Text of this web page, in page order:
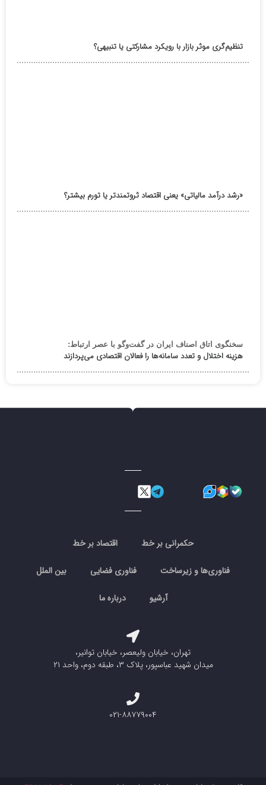
تنظیم‌گری موثر بازار با رویکرد مشارکتی یا تنبیهی؟
«رشد درآمد مالیاتی» یعنی اقتصاد ثروتمندتر یا تورم بیشتر؟
سخنگوی اتاق اصناف ایران در گفت‌وگو با عصر ارتباط:
هزینه اختلال و تعدد سامانه‌ها را فعالان اقتصادی می‌پردازند
حکمرانی بر خط اقتصاد بر خط
فناوری‌ها و زیرساخت فناوری فضایی بین الملل
آرشیو درباره ما
تهران، خیابان ولیعصر، خیابان توانیر،
میدان شهید عباسپور، پلاک ۳، طبقه دوم، واحد ۲۱
۰۲۱-۸۸۷۷۹۰۰۴